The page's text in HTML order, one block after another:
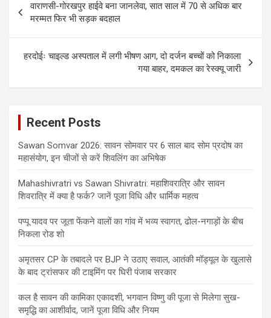
navigation
वाराणसी-गोरखपुर हाईवे बना जानलेवा, सात साल में 70 से अधिक बार
मरम्मत फिर भी सड़क बदहाल
हरदोईः चाइल्ड अस्पताल में लगी भीषण आग, दो दर्जन बच्चों को निकाला
गया बाहर, दमकल का रेस्क्यू जारी
Recent Posts
Sawan Somvar 2026: सावन सोमवार पर 6 साल बाद सोम प्रदोष का
महासंयोग, इन चीजों से करें शिवलिंग का अभिषेक
Mahashivratri vs Sawan Shivratri: महाशिवरात्रि और सावन
शिवरात्रि में क्या है फर्क? जानें पूजा विधि और धार्मिक महत्व
पप्पू यादव पर जूता फेंकने वालों का गांव में भव्य स्वागत, ढोल-नगाड़ों के बीच
निकला रोड शो
अमृतसर CP के तबादले पर BJP ने उठाए सवाल, आतंकी मॉड्यूल के खुलासे
के बाद ट्रांसफर की टाइमिंग पर घिरी पंजाब सरकार
कल है सावन की कामिका एकादशी, भगवान विष्णु की पूजा से मिलेगा सुख-
समृद्धि का आशीर्वाद, जानें पूजा विधि और नियम